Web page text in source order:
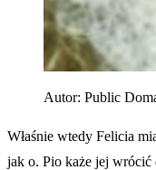
Autor: Public
Właśnie wtedy Felicia
jak o. Pio każe jej